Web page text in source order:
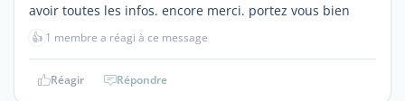
avoir toutes les infos. encore merci. portez vous bien
👍 1 membre a réagi à ce message
Réagir Répondre